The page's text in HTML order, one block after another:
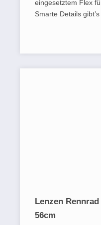
eingesetztem Flex
Smarte Details
Lenzen
56cm